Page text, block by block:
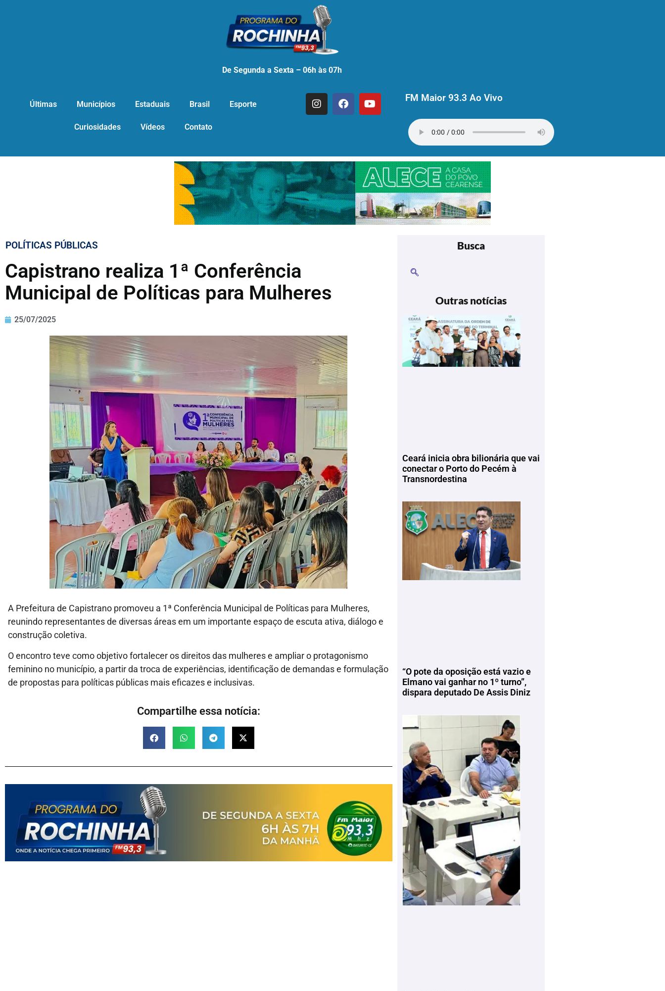
De Segunda a Sexta – 06h às 07h
Últimas Municípios Estaduais Brasil Esporte
Curiosidades Vídeos Contato
FM Maior 93.3 Ao Vivo
POLÍTICAS PÚBLICAS
Capistrano realiza 1ª Conferência
Municipal de Políticas para Mulheres
25/07/2025
A Prefeitura de Capistrano promoveu a 1ª Conferência Municipal de Políticas para Mulheres,
reunindo representantes de diversas áreas em um importante espaço de escuta ativa, diálogo e
construção coletiva.
O encontro teve como objetivo fortalecer os direitos das mulheres e ampliar o protagonismo
feminino no município, a partir da troca de experiências, identificação de demandas e formulação
de propostas para políticas públicas mais eficazes e inclusivas.
Compartilhe essa notícia:
Busca
Outras notícias
Ceará inicia obra bilionária que vai
conectar o Porto do Pecém à
Transnordestina
“O pote da oposição está vazio e
Elmano vai ganhar no 1º turno”,
dispara deputado De Assis Diniz